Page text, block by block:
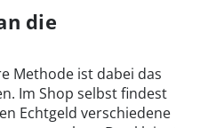
die
Methode ist dabei das
Im Shop selbst findest
Echtgeld verschiedene